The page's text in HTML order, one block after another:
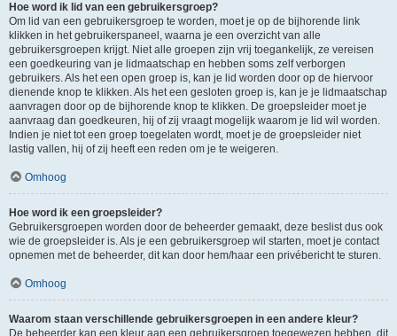
Hoe word ik lid van een gebruikersgroep?
Om lid van een gebruikersgroep te worden, moet je op de bijhorende link
klikken in het gebruikerspaneel, waarna je een overzicht van alle
gebruikersgroepen krijgt. Niet alle groepen zijn vrij toegankelijk, ze vereisen
een goedkeuring van je lidmaatschap en hebben soms zelf verborgen
gebruikers. Als het een open groep is, kan je lid worden door op de hiervoor
dienende knop te klikken. Als het een gesloten groep is, kan je je lidmaatschap
aanvragen door op de bijhorende knop te klikken. De groepsleider moet je
aanvraag dan goedkeuren, hij of zij vraagt mogelijk waarom je lid wil worden.
Indien je niet tot een groep toegelaten wordt, moet je de groepsleider niet
lastig vallen, hij of zij heeft een reden om je te weigeren.
Omhoog
Hoe word ik een groepsleider?
Gebruikersgroepen worden door de beheerder gemaakt, deze beslist dus ook
wie de groepsleider is. Als je een gebruikersgroep wil starten, moet je contact
opnemen met de beheerder, dit kan door hem/haar een privébericht te sturen.
Omhoog
Waarom staan verschillende gebruikersgroepen in een andere kleur?
De beheerder kan een kleur aan een gebruikersgroep toegewezen hebben, dit